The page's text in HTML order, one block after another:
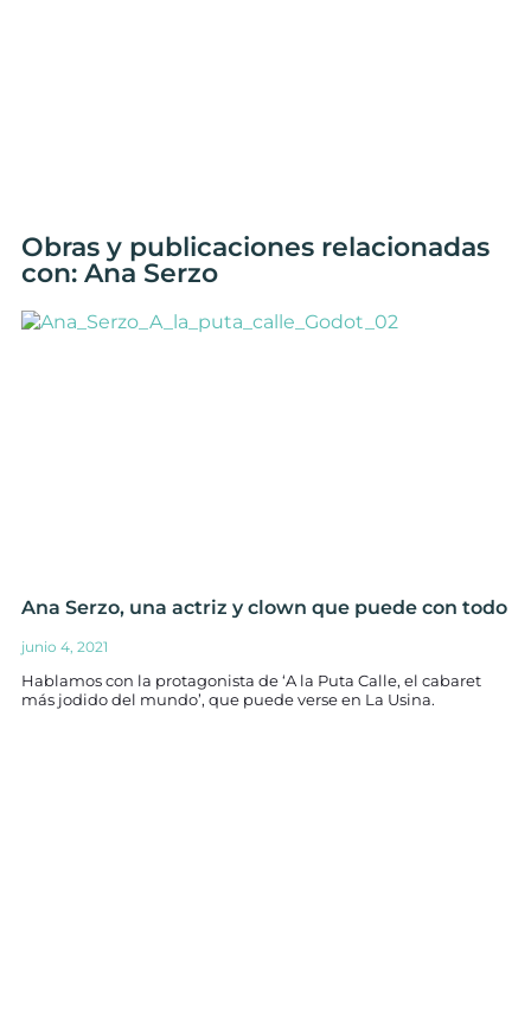
Obras y publicaciones relacionadas
con: Ana Serzo
Ana Serzo, una actriz y clown que puede con todo
junio 4, 2021
Hablamos con la protagonista de ‘A la Puta Calle, el cabaret
más jodido del mundo’, que puede verse en La Usina.